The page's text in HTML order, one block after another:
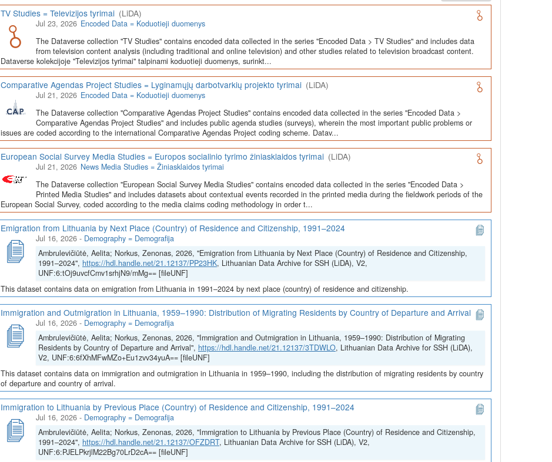
TV Studies = Televizijos tyrimai (LiDA)
Jul 23, 2026 Encoded Data = Koduotieji duomenys
The Dataverse collection "TV Studies" contains encoded data collected in the series "Encoded Data > TV Studies" and includes data
from television content analysis (including traditional and online television) and other studies related to television broadcast content.
Dataverse kolekcijoje "Televizijos tyrimai" talpinami koduotieji duomenys, surinkt...
Comparative Agendas Project Studies = Lyginamųjų darbotvarkių projekto tyrimai (LiDA)
Jul 21, 2026 Encoded Data = Koduotieji duomenys
The Dataverse collection "Comparative Agendas Project Studies" contains encoded data collected in the series "Encoded Data >
Comparative Agendas Project Studies" and includes public agenda studies (surveys), wherein the most important public problems or
issues are coded according to the international Comparative Agendas Project coding scheme. Datav...
European Social Survey Media Studies = Europos socialinio tyrimo žiniasklaidos tyrimai (LiDA)
Jul 21, 2026 News Media Studies = Žiniasklaidos tyrimai
The Dataverse collection "European Social Survey Media Studies" contains encoded data collected in the series "Encoded Data >
Printed Media Studies" and includes datasets about contextual events recorded in the printed media during the fieldwork periods of the
European Social Survey, coded according to the media claims coding methodology in order t...
Emigration from Lithuania by Next Place (Country) of Residence and Citizenship, 1991–2024
Jul 16, 2026 - Demography = Demografija
Ambrulevičiūtė, Aelita; Norkus, Zenonas, 2026, "Emigration from Lithuania by Next Place (Country) of Residence and Citizenship,
1991–2024", https://hdl.handle.net/21.12137/PP23HK, Lithuanian Data Archive for SSH (LiDA), V2,
UNF:6:tOj9uvcfCmv1srhjN9/mMg== [fileUNF]
This dataset contains data on emigration from Lithuania in 1991–2024 by next place (country) of residence and citizenship.
Immigration and Outmigration in Lithuania, 1959–1990: Distribution of Migrating Residents by Country of Departure and Arrival
Jul 16, 2026 - Demography = Demografija
Ambrulevičiūtė, Aelita; Norkus, Zenonas, 2026, "Immigration and Outmigration in Lithuania, 1959–1990: Distribution of Migrating
Residents by Country of Departure and Arrival", https://hdl.handle.net/21.12137/3TDWLO, Lithuanian Data Archive for SSH (LiDA),
V2, UNF:6:6fXhMFwMZo+Eu1zvv34yuA== [fileUNF]
This dataset contains data on immigration and outmigration in Lithuania in 1959–1990, including the distribution of migrating residents by country
of departure and country of arrival.
Immigration to Lithuania by Previous Place (Country) of Residence and Citizenship, 1991–2024
Jul 16, 2026 - Demography = Demografija
Ambrulevičiūtė, Aelita; Norkus, Zenonas, 2026, "Immigration to Lithuania by Previous Place (Country) of Residence and Citizenship,
1991–2024", https://hdl.handle.net/21.12137/OFZDRT, Lithuanian Data Archive for SSH (LiDA), V2,
UNF:6:PJELPkrjlM22Bg70LrD2cA== [fileUNF]